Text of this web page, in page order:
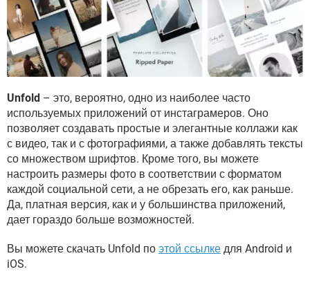
Unfold – это, вероятно, одно из наиболее часто
используемых приложений от инстаграмеров. Оно
позволяет создавать простые и элегантные коллажи как
с видео, так и с фотографиями, а также добавлять тексты
со множеством шрифтов. Кроме того, вы можете
настроить размеры фото в соответствии с форматом
каждой социальной сети, а не обрезать его, как раньше.
Да, платная версия, как и у большинства приложений,
дает гораздо больше возможностей.
Вы можете скачать Unfold по этой ссылке для Android и
iOS.